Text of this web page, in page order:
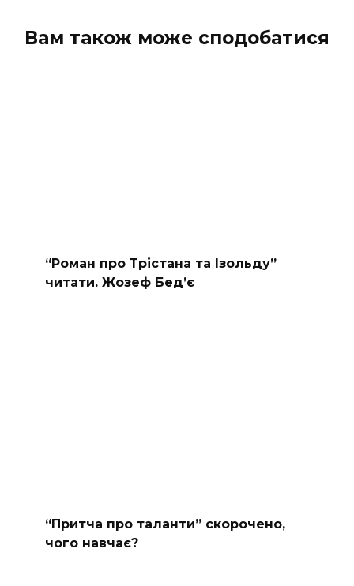
Вам також може сподобатися
“Роман про Трістана та Ізольду”
читати. Жозеф Бед’є
“Притча про таланти” скорочено,
чого навчає?